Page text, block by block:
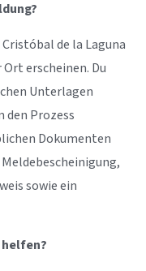
de la Laguna
erscheinen. Du
Unterlagen
den Prozess
Dokumenten
sowie ein